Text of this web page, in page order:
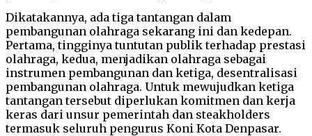
Dikatakannya, ada tiga tantangan dalam
pembangunan olahraga sekarang ini dan kedepan.
Pertama, tingginya tuntutan publik terhadap prestasi
olahraga, kedua, menjadikan olahraga sebagai
instrumen pembangunan dan ketiga, desentralisasi
pembangunan olahraga. Untuk mewujudkan ketiga
tantangan tersebut diperlukan komitmen dan kerja
keras dari unsur pemerintah dan steakholders
termasuk seluruh pengurus Koni Kota Denpasar.